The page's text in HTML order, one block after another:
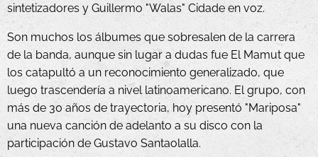
sintetizadores y Guillermo "Walas" Cidade en voz.
Son muchos los álbumes que sobresalen de la carrera
de la banda, aunque sin lugar a dudas fue El Mamut que
los catapultó a un reconocimiento generalizado, que
luego trascendería a nivel latinoamericano. El grupo, con
más de 30 años de trayectoria, hoy presentó "Mariposa"
una nueva canción de adelanto a su disco con la
participación de Gustavo Santaolalla.